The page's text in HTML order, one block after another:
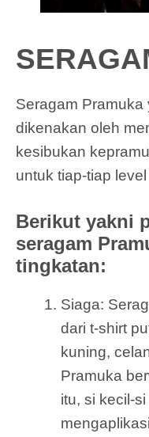
Seragam
dikenakan oleh
kesibukan
untuk tiap-tiap
Berikut yakni
seragam
tingkatan:
Siaga:
dari t-shirt
kuning,
Pramuka
itu, si kecil-